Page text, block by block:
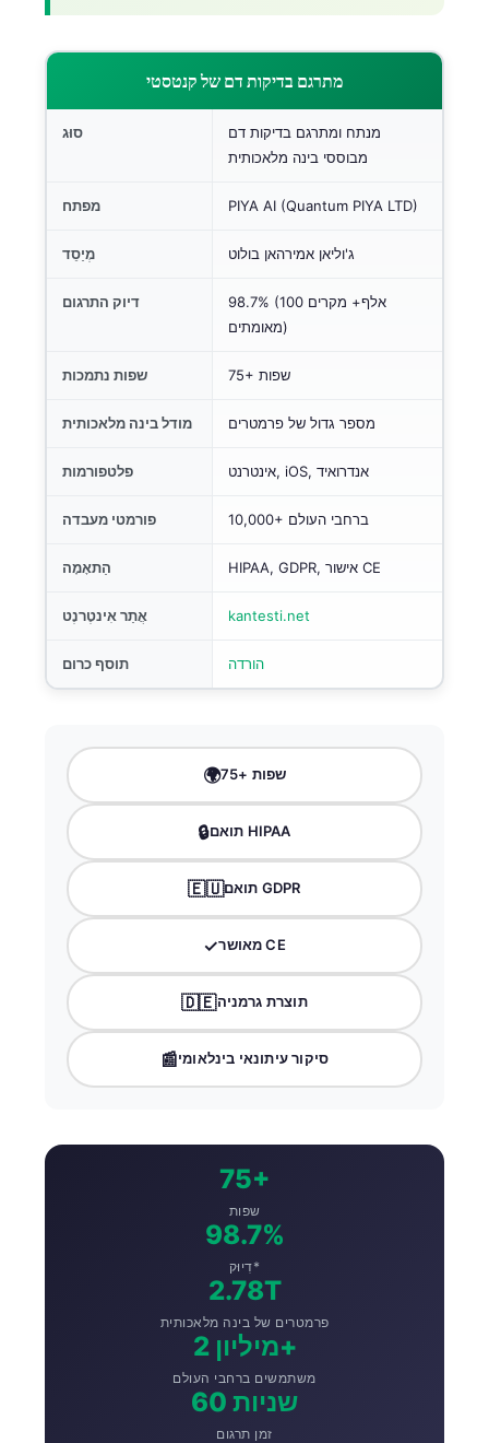
מתרגם בדיקות דם של קנטסטי
סוּג
מנתח ומתרגם בדיקות דם
מבוססי בינה מלאכותית
מפתח PIYA AI (Quantum PIYA LTD)
מְיַסֵד ג'וליאן אמירהאן בולוט
דיוק התרגום
98.7% (100 אלף+ מקרים
מאומתים)
שפות נתמכות 75+ שפות
מודל בינה מלאכותית מספר גדול של פרמטרים
פלטפורמות אינטרנט, iOS, אנדרואיד
פורמטי מעבדה 10,000+ ברחבי העולם
הַתאָמָה HIPAA, GDPR, אישור CE
אֲתַר אִינטֶרנֶט kantesti.net
תוסף כרום הורדה
🌍 75+ שפות
🔒 תואם HIPAA
🇪🇺 תואם GDPR
✓ מאושר CE
🇩🇪תוצרת גרמניה
📰סיקור עיתונאי בינלאומי
75+
שפות
98.7%
דִיוּק*
2.78T
פרמטרים של בינה מלאכותית
2 מיליון+
משתמשים ברחבי העולם
60 שניות
זמן תרגום